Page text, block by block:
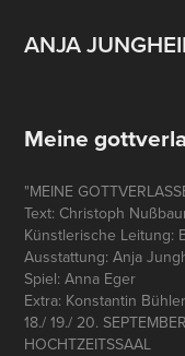
ANJA
Meine
"MEINE
Text: Christoph
Künstlerische Leitung:
Ausstattung: Anja
Spiel: Anna Eger
Extra: Konstantin Bühler
18./ 19./ 20.
HOCHTZEITSSAAL